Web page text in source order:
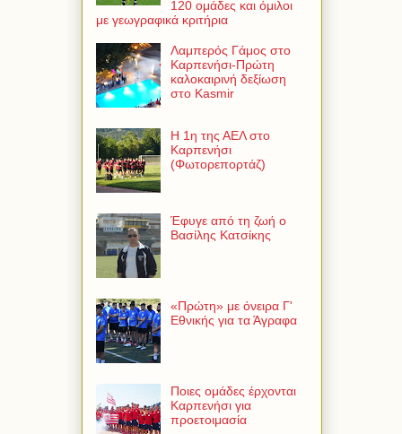
120 ομάδες και όμιλοι
με γεωγραφικά κριτήρια
Λαμπερός Γάμος στο
Καρπενήσι-Πρώτη
καλοκαιρινή δεξίωση
στο Kasmir
Η 1η της ΑΕΛ στο
Καρπενήσι
(Φωτορεπορτάζ)
Έφυγε από τη ζωή ο
Βασίλης Κατσίκης
«Πρώτη» με όνειρα Γ'
Εθνικής για τα Άγραφα
Ποιες ομάδες έρχονται
Καρπενήσι για
προετοιμασία